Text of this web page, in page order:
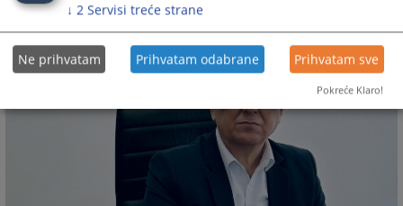
↓ 2 Servisi treće strane
Ne prihvatam Prihvatam odabrane Prihvatam sve
Pokreće Klaro!